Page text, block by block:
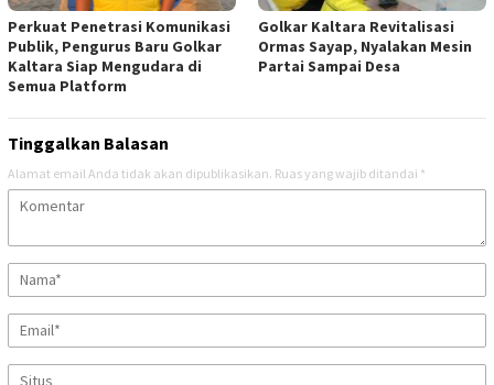
Perkuat Penetrasi Komunikasi
Publik, Pengurus Baru Golkar
Kaltara Siap Mengudara di
Semua Platform
Golkar Kaltara Revitalisasi
Ormas Sayap, Nyalakan Mesin
Partai Sampai Desa
Tinggalkan Balasan
Alamat email Anda tidak akan dipublikasikan. Ruas yang wajib ditandai *